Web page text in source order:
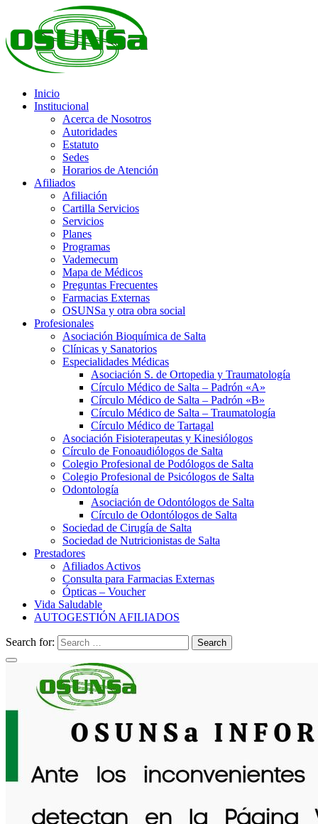
Inicio
Institucional
Acerca de Nosotros
Autoridades
Estatuto
Sedes
Horarios de Atención
Afiliados
Afiliación
Cartilla Servicios
Servicios
Planes
Programas
Vademecum
Mapa de Médicos
Preguntas Frecuentes
Farmacias Externas
OSUNSa y otra obra social
Profesionales
Asociación Bioquímica de Salta
Clínicas y Sanatorios
Especialidades Médicas
Asociación S. de Ortopedia y Traumatología
Círculo Médico de Salta – Padrón «A»
Círculo Médico de Salta – Padrón «B»
Círculo Médico de Salta – Traumatología
Círculo Médico de Tartagal
Asociación Fisioterapeutas y Kinesiólogos
Círculo de Fonoaudiólogos de Salta
Colegio Profesional de Podólogos de Salta
Colegio Profesional de Psicólogos de Salta
Odontología
Asociación de Odontólogos de Salta
Círculo de Odontólogos de Salta
Sociedad de Cirugía de Salta
Sociedad de Nutricionistas de Salta
Prestadores
Afiliados Activos
Consulta para Farmacias Externas
Ópticas – Voucher
Vida Saludable
AUTOGESTIÓN AFILIADOS
Search for: Search